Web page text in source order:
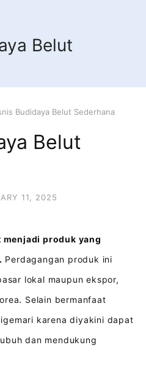
Belut
Budidaya Belut Sederhana
Belut
11, 2025
produk yang
Perdagangan produk ini
lokal maupun ekspor,
. Selain bermanfaat
karena diyakini dapat
dan mendukung